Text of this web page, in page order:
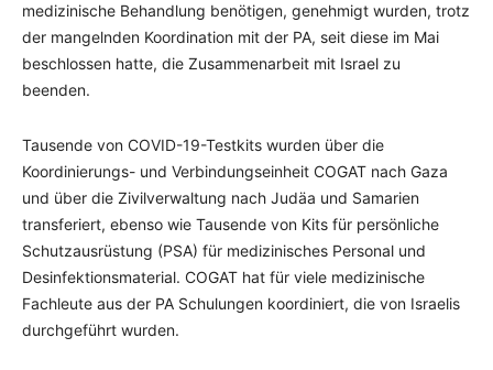
medizinische Behandlung benötigen, genehmigt wurden, trotz
der mangelnden Koordination mit der PA, seit diese im Mai
beschlossen hatte, die Zusammenarbeit mit Israel zu
beenden.
Tausende von COVID-19-Testkits wurden über die
Koordinierungs- und Verbindungseinheit COGAT nach Gaza
und über die Zivilverwaltung nach Judäa und Samarien
transferiert, ebenso wie Tausende von Kits für persönliche
Schutzausrüstung (PSA) für medizinisches Personal und
Desinfektionsmaterial. COGAT hat für viele medizinische
Fachleute aus der PA Schulungen koordiniert, die von Israelis
durchgeführt wurden.